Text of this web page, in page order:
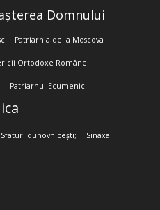
Domnului
Patriarhia de la Moscova
Ortodoxe Române
Patriarhul Ecumenic
Sfaturi duhovnicești; Sinaxa